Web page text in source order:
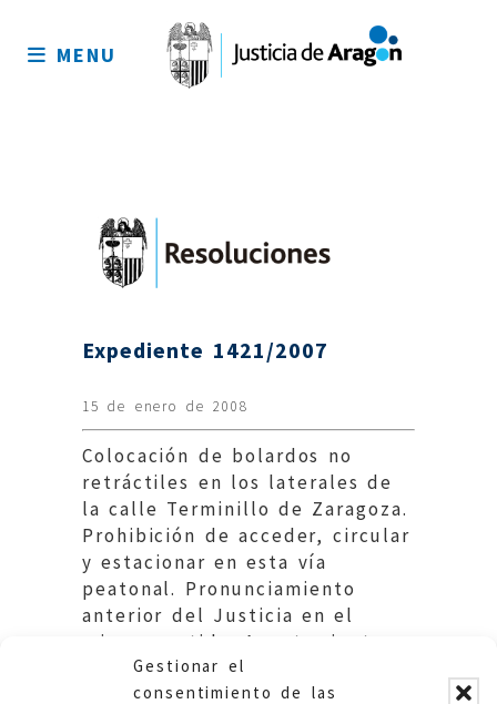
Gestionar el
consentimiento de las
sitio
MENU
Expediente 1421/2007
15 de enero de 2008
Colocación de bolardos no
retráctiles en los laterales de
la calle Terminillo de Zaragoza.
Prohibición de acceder, circular
y estacionar en esta vía
peatonal. Pronunciamiento
anterior del Justicia en el
mismo sentido. Ayuntamiento
de Zaragoza.